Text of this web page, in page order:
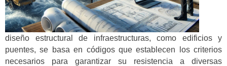
diseño estructural de infraestructuras, como edificios y
puentes, se basa en códigos que establecen los criterios
necesarios para garantizar su resistencia a diversas